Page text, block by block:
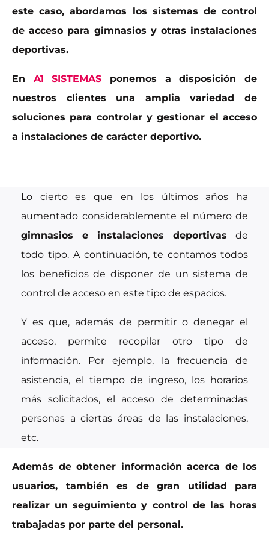
este caso, abordamos los sistemas de control
de acceso para gimnasios y otras instalaciones
deportivas.
En A1 SISTEMAS ponemos a disposición de
nuestros clientes una amplia variedad de
soluciones para controlar y gestionar el acceso
a instalaciones de carácter deportivo.
Lo cierto es que en los últimos años ha
aumentado considerablemente el número de
gimnasios e instalaciones deportivas de
todo tipo. A continuación, te contamos todos
los beneficios de disponer de un sistema de
control de acceso en este tipo de espacios.
Y es que, además de permitir o denegar el
acceso, permite recopilar otro tipo de
información. Por ejemplo, la frecuencia de
asistencia, el tiempo de ingreso, los horarios
más solicitados, el acceso de determinadas
personas a ciertas áreas de las instalaciones,
etc.
Además de obtener información acerca de los
usuarios, también es de gran utilidad para
realizar un seguimiento y control de las horas
trabajadas por parte del personal.